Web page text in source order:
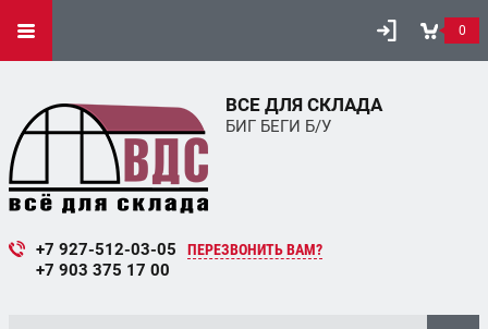
0
ВСЕ ДЛЯ СКЛАДА
БИГ БЕГИ Б/У
+7 927-512-03-05
+7 903 375 17 00
ПЕРЕЗВОНИТЬ ВАМ?